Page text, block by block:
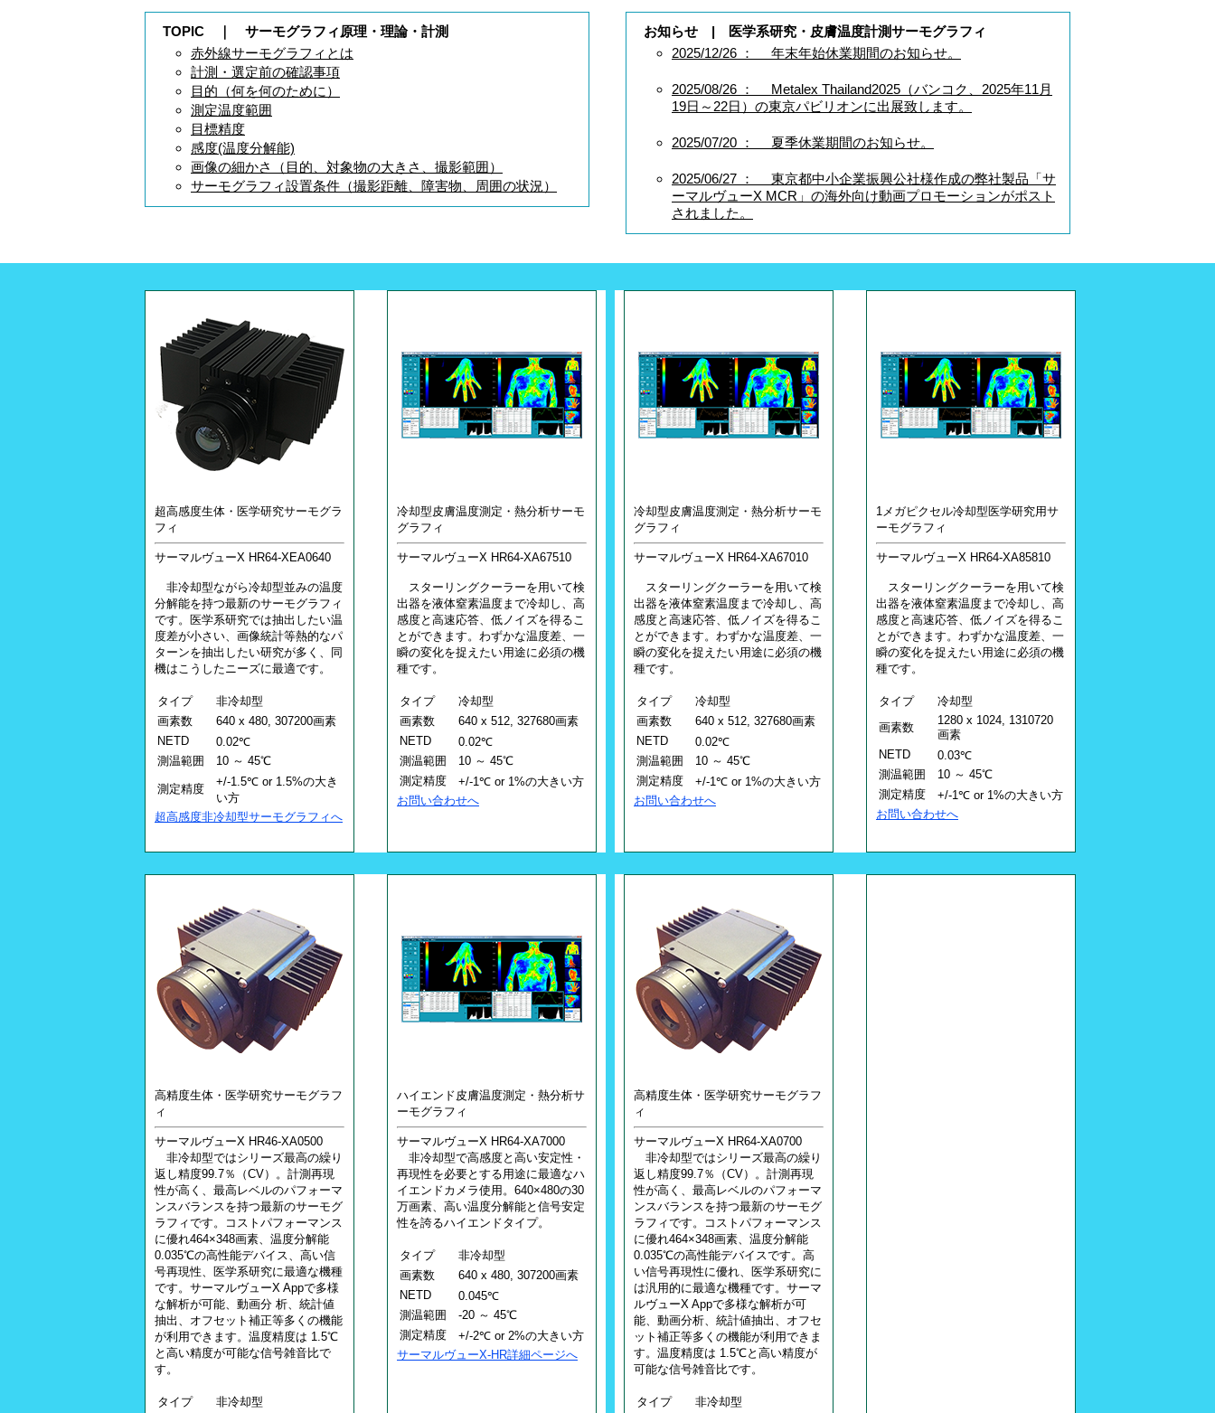
TOPIC ｜ サーモグラフィ原理・理論・計測
赤外線サーモグラフィとは
計測・選定前の確認事項
目的（何を何のために）
測定温度範囲
目標精度
感度(温度分解能)
画像の細かさ（目的、対象物の大きさ、撮影範囲）
サーモグラフィ設置条件（撮影距離、障害物、周囲の状況）
お知らせ | 医学系研究・皮膚温度計測サーモグラフィ
2025/12/26 ： 年末年始休業期間のお知らせ。
2025/08/26 ：
Metalex Thailand2025（バンコク、2025年11月
19日～22日）の東京パビリオンに出展致します。
2025/07/20 ： 夏季休業期間のお知らせ。
2025/06/27 ：
東京都中小企業振興公社様作成の弊社製品「サ
ーマルヴューX MCR」の海外向け動画プロモーションがポスト
されました。
超高感度生体・医学研究サーモグラ
フィ
サーマルヴューX HR64-XEA0640
非冷却型ながら冷却型並みの温度
分解能を持つ最新のサーモグラフィ
です。医学系研究では抽出したい温
度差が小さい、画像統計等熱的なパ
ターンを抽出したい研究が多く、同
機はこうしたニーズに最適です。
タイプ
非冷却型
画素数
640 x 480, 307200画素
NETD
0.02℃
測温範囲
10 ～ 45℃
測定精度
+/-1.5℃ or 1.5%の大き
い方
超高感度非冷却型サーモグラフィへ
冷却型皮膚温度測定・熱分析サーモ
グラフィ
サーマルヴューX HR64-XA67510
スターリングクーラーを用いて検
出器を液体窒素温度まで冷却し、高
感度と高速応答、低ノイズを得るこ
とができます。わずかな温度差、一
瞬の変化を捉えたい用途に必須の機
種です。
タイプ
冷却型
画素数
640 x 512, 327680画素
NETD
0.02℃
測温範囲
10 ～ 45℃
測定精度
+/-1℃ or 1%の大きい方
お問い合わせへ
冷却型皮膚温度測定・熱分析サーモ
グラフィ
サーマルヴューX HR64-XA67010
スターリングクーラーを用いて検
出器を液体窒素温度まで冷却し、高
感度と高速応答、低ノイズを得るこ
とができます。わずかな温度差、一
瞬の変化を捉えたい用途に必須の機
種です。
タイプ
冷却型
画素数
640 x 512, 327680画素
NETD
0.02℃
測温範囲
10 ～ 45℃
測定精度
+/-1℃ or 1%の大きい方
お問い合わせへ
1メガピクセル冷却型医学研究用サ
ーモグラフィ
サーマルヴューX HR64-XA85810
スターリングクーラーを用いて検
出器を液体窒素温度まで冷却し、高
感度と高速応答、低ノイズを得るこ
とができます。わずかな温度差、一
瞬の変化を捉えたい用途に必須の機
種です。
タイプ
冷却型
画素数
1280 x 1024, 1310720
画素
NETD
0.03℃
測温範囲
10 ～ 45℃
測定精度
+/-1℃ or 1%の大きい方
お問い合わせへ
高精度生体・医学研究サーモグラフ
ィ
サーマルヴューX HR46-XA0500
非冷却型ではシリーズ最高の繰り
返し精度99.7％（CV）。計測再現
性が高く、最高レベルのパフォーマ
ンスバランスを持つ最新のサーモグ
ラフィです。コストパフォーマンス
に優れ464×348画素、温度分解能
0.035℃の高性能デバイス、高い信
号再現性、医学系研究に最適な機種
です。サーマルヴューX Appで多様
な解析が可能、動画分 析、統計値
抽出、オフセット補正等多くの機能
が利用できます。温度精度は 1.5℃
と高い精度が可能な信号雑音比で
す。
タイプ 非冷却型
ハイエンド皮膚温度測定・熱分析サ
ーモグラフィ
サーマルヴューX HR64-XA7000
非冷却型で高感度と高い安定性・
再現性を必要とする用途に最適なハ
イエンドカメラ使用。640×480の30
万画素、高い温度分解能と信号安定
性を誇るハイエンドタイプ。
タイプ
非冷却型
画素数
640 x 480, 307200画素
NETD
0.045℃
測温範囲
-20 ～ 45℃
測定精度
+/-2℃ or 2%の大きい方
サーマルヴューX-HR詳細ページへ
高精度生体・医学研究サーモグラフ
ィ
サーマルヴューX HR64-XA0700
非冷却型ではシリーズ最高の繰り
返し精度99.7％（CV）。計測再現
性が高く、最高レベルのパフォーマ
ンスバランスを持つ最新のサーモグ
ラフィです。コストパフォーマンス
に優れ464×348画素、温度分解能
0.035℃の高性能デバイスです。高
い信号再現性に優れ、医学系研究に
は汎用的に最適な機種です。サーマ
ルヴューX Appで多様な解析が可
能、動画分析、統計値抽出、オフセ
ット補正等多くの機能が利用できま
す。温度精度は 1.5℃と高い精度が
可能な信号雑音比です。
タイプ 非冷却型